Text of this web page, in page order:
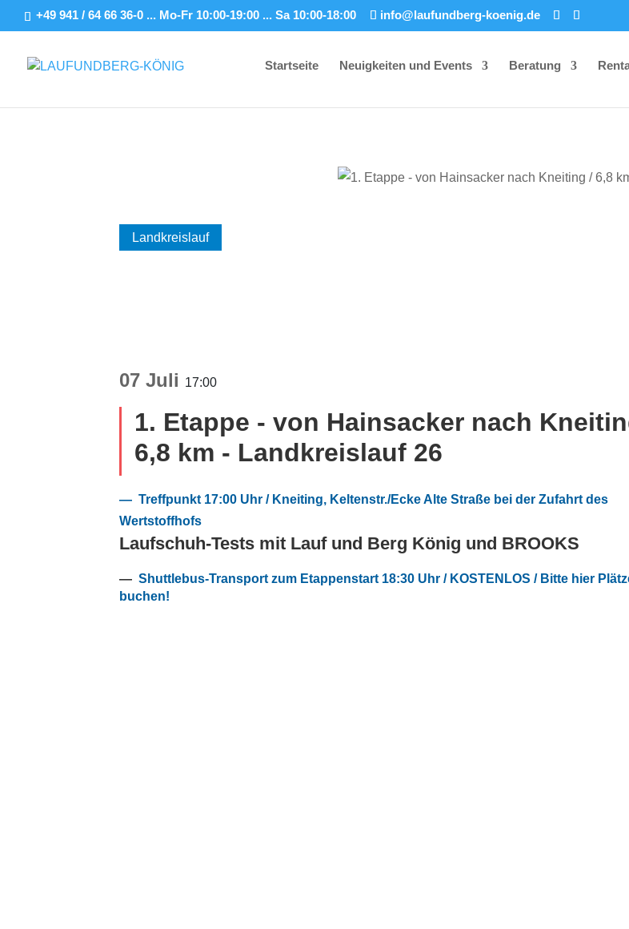
+49 941 / 64 66 36-0 ... Mo-Fr 10:00-19:00 ... Sa 10:00-18:00 info@laufundberg-koenig.de
Startseite Neuigkeiten und Events Beratung
Landkreislauf
07 Juli 17:00
1. Etappe - von Hainsacker nach
6,8 km - Landkreislauf 26
— Treffpunkt 17:00 Uhr / Kneiting, Keltenstr./Ecke Alte Straße bei der Zufahrt des
Wertstoffhofs
Laufschuh-Tests mit Lauf und Berg König und BROOKS
—Shuttlebus-Transport zum Etappenstart 18:30 Uhr / KOSTENLOS / Bitte hier
buchen!